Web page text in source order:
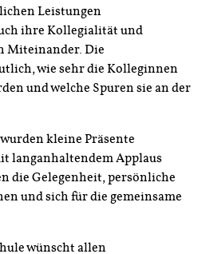
Leistungen
ihre Kollegialität und
Miteinander. Die
wie sehr die Kolleginnen
und welche Spuren sie an der
kleine Präsente
langanhaltendem Applaus
die Gelegenheit, persönliche
und sich für die gemeinsame
wünscht allen